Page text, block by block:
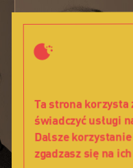
Ta strona korzysta
świadczyć usługi
Dalsze korzystanie
zgadzasz się na
Tworek
Lalka